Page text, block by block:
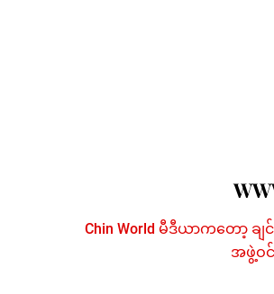
Chin World မီဒီယာကတော့ ခ
အဖွဲ့ဝ